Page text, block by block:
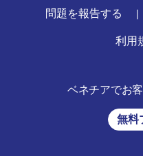
問題を報告する |
利用
ベネチアでお
無料